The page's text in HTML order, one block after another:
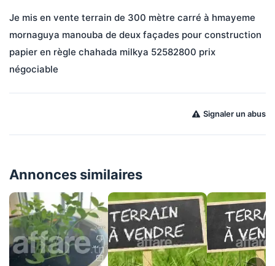
Je mis en vente terrain de 300 mètre carré à hmayeme
mornaguya manouba de deux façades pour construction
papier en règle chahada milkya 52582800 prix
négociable
Signaler un abus
Annonces similaires